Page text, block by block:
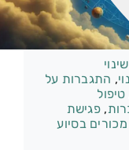
, התגברות על
טיפול
, פגישת
בסיוע